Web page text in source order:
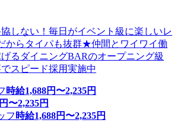
協しない！毎日がイベント級に楽しいレ
からタイパも抜群★仲間とワイワイ働
るダイニングBARのオープニング級
スピード採用実施中
時給1,688円〜2,235円
円〜2,235円
フ 時給1,688円〜2,235円